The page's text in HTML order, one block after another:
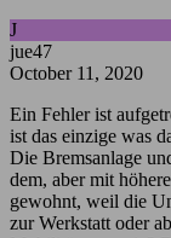
J
jue47
October 11, 2020
Ein Fehler ist
ist das einzige was
Die Bremsanlage
dem, aber mit
gewohnt, weil die
zur Werkstatt oder